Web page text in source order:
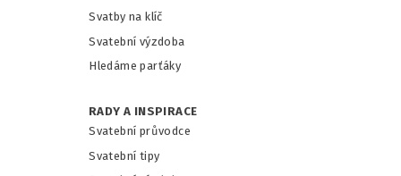
Svatby na klíč
Svatební výzdoba
Hledáme parťáky
RADY A INSPIRACE
Svatební průvodce
Svatební tipy